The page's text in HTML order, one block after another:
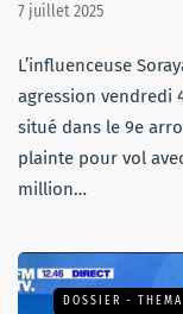
7 juillet 2025
L’influenceuse
agression vendredi
situé dans le 9e
plainte pour vol
million…
DOSSIER - THEMA